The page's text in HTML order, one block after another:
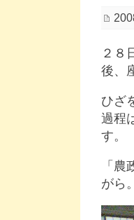
２８
後、
ひざ
過程
す。
「
がら。